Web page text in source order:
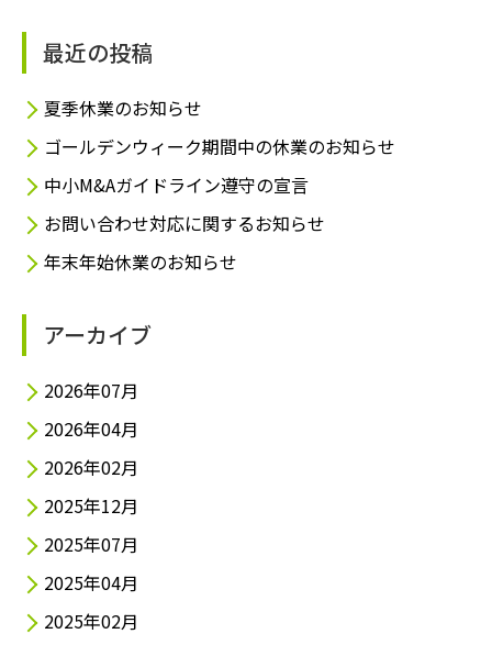
最近の投稿
夏季休業のお知らせ
ゴールデンウィーク期間中の休業のお知らせ
中小M&Aガイドライン遵守の宣言
お問い合わせ対応に関するお知らせ
年末年始休業のお知らせ
アーカイブ
2026年07月
2026年04月
2026年02月
2025年12月
2025年07月
2025年04月
2025年02月